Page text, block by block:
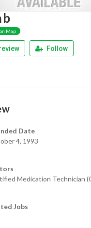
Map
Follow
Date
4, 1993
Medication Technician
Jobs